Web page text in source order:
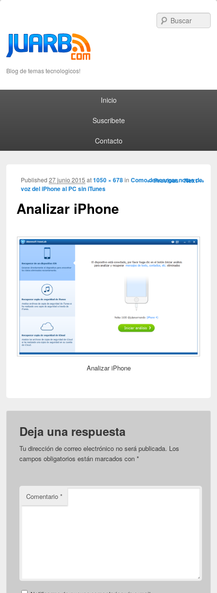
Blog de temas tecnologicos!
Inicio
Suscribete
Contacto
Image navigation
← Previous Next →
Analizar iPhone
Published27 junio 2015 at1050 × 678inComo descargar notas de
voz del iPhone al PC sin iTunes
Analizar iPhone
Deja una respuesta
Tu dirección de correo electrónico no será publicada. Los
campos obligatorios están marcados con*
Comentario*